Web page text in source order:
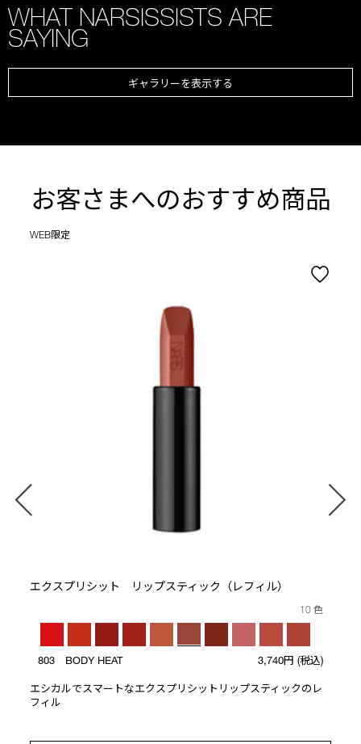
WHAT NARSISSISTS ARE
SAYING
ギャラリーを表示する
お客さまへのおすすめ商品
WEB限定
エクスプリシット リップスティック（レフィル）
10 色
803 BODY HEAT 3,740円 (税込)
エシカルでスマートなエクスプリシットリップスティックのレ
フィル